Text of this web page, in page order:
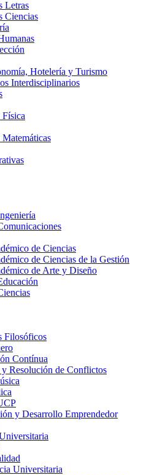
Letras
Ciencias
Hotelería y Turismo
Interdisciplinarios
de Ciencias
de Ciencias de la Gestión
de Arte y Diseño
Filosóficos
Contínua
Resolución de Conflictos
y Desarrollo Emprendedor
Universitaria